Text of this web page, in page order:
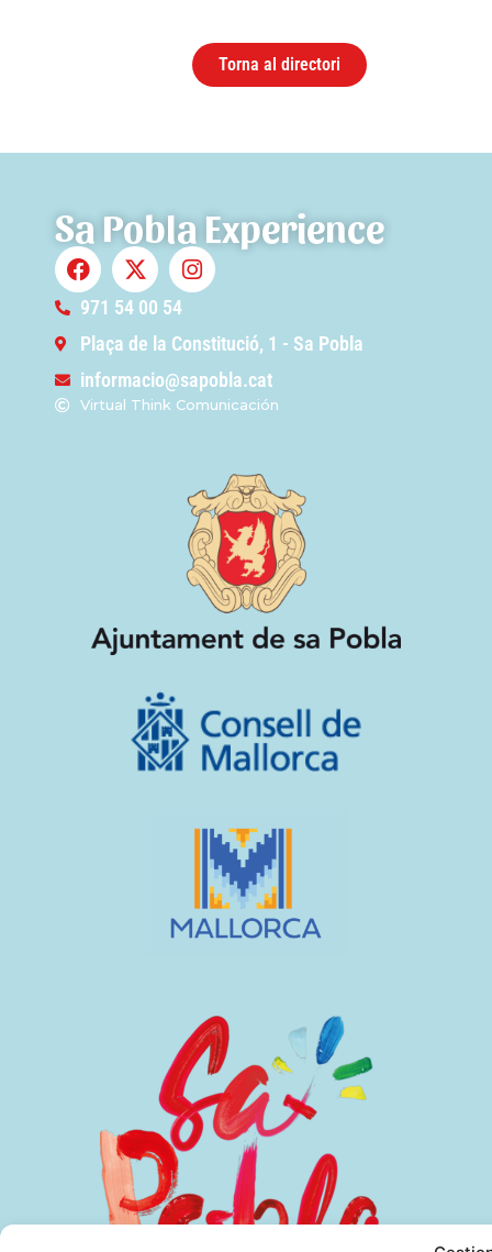
Torna al directori
Sa Pobla Experience
971 54 00 54
Plaça de la Constitució, 1 - Sa Pobla
informacio@sapobla.cat
Virtual Think Comunicación